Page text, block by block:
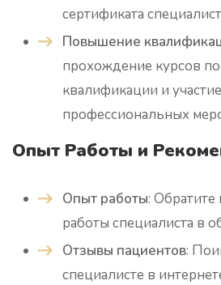
сертификата
Повышение
прохождение курсов
квалификации и
профессиональных
Опыт Работы и
Опыт работы:
работы специалиста в
Отзывы пациентов:
специалисте в